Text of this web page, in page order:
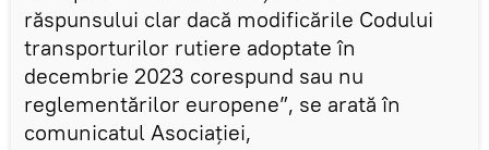
răspunsului clar dacă modificările Codului
transporturilor rutiere adoptate în
decembrie 2023 corespund sau nu
reglementărilor europene”, se arată în
comunicatul Asociației,